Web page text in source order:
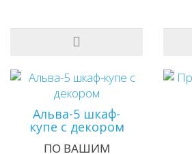
Альва-5 шкаф-
купе с декором
ПО ВАШИМ